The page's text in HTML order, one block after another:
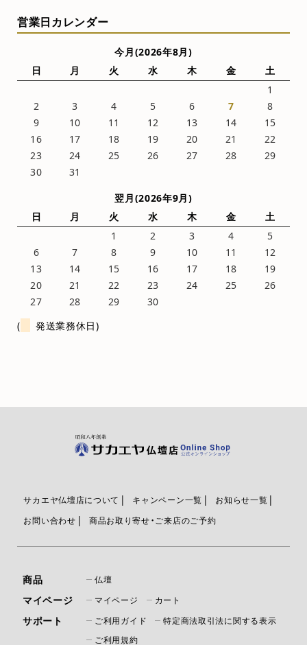
営業日カレンダー
今月(2026年8月)
日
月 火 水 木 金
土
1
2
3 4 5 6 7
8
9
10 11 12 13 14
15
16
17 18 19 20 21
22
23
24 25 26 27 28
29
30
31
翌月(2026年9月)
日
月 火 水 木 金
土
1
2 3 4
5
6
7 8 9 10 11
12
13
14 15 16 17 18
19
20
21 22 23 24 25
26
27
28 29
30
(
発送業務休日)
サカエヤ仏壇店について キャンペーン一覧
お知らせ一覧
お問い合わせ
商品お取り寄せ・ご来店のご予約
商品 仏壇
マイページ マイページ カート
サポート ご利用ガイド
特定商法取引法に関する表示
ご利用規約